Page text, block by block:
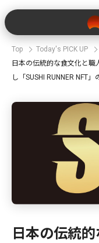
Top
Today's PICK UP
日本の伝統的な食文化と
し「SUSHI RUNNER NFT
日本の伝統